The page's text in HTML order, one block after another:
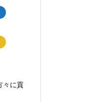
々に貢